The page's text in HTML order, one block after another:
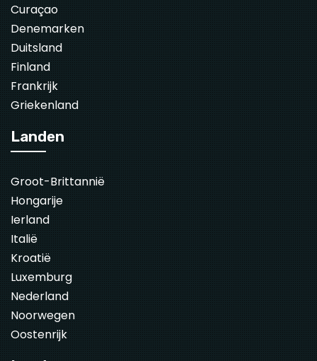
Curaçao
Denemarken
Duitsland
Finland
Frankrijk
Griekenland
Landen
Groot-Brittannië
Hongarije
Ierland
Italië
Kroatië
Luxemburg
Nederland
Noorwegen
Oostenrijk